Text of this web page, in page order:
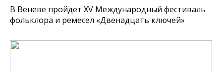
В Веневе пройдет XV Международный фестиваль
фольклора и ремесел «Двенадцать ключей»